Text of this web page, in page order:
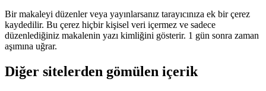
Bir makaleyi düzenler veya yayınlarsanız tarayıcınıza ek bir çerez
kaydedilir. Bu çerez hiçbir kişisel veri içermez ve sadece
düzenlediğiniz makalenin yazı kimliğini gösterir. 1 gün sonra zaman
aşımına uğrar.
Diğer sitelerden gömülen içerik